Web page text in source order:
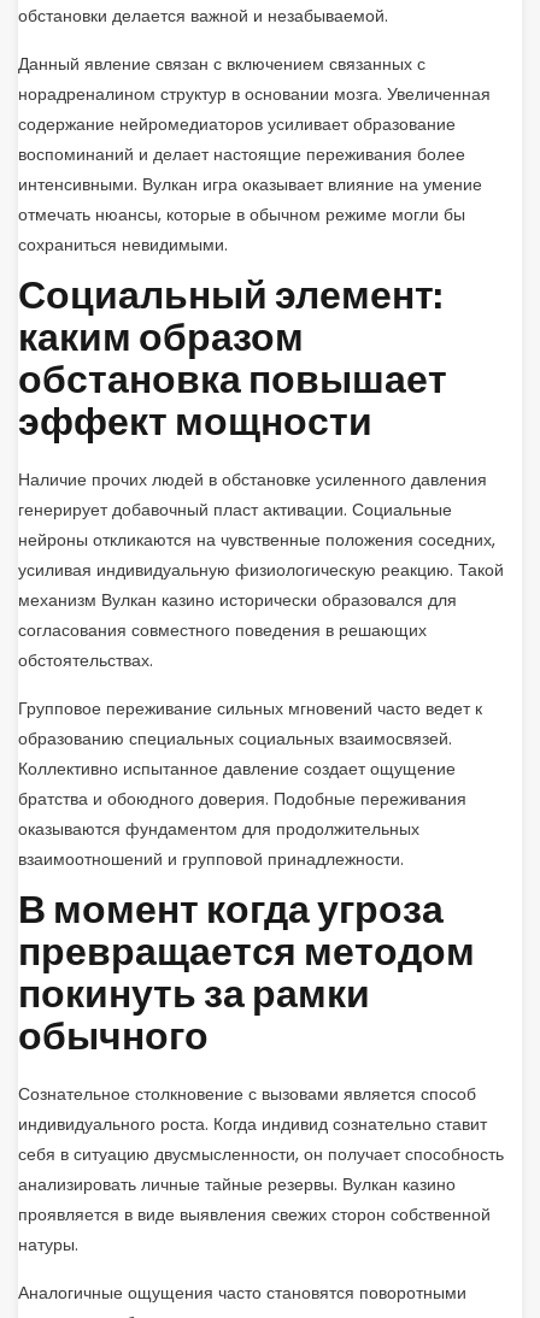
обстановки делается важной и незабываемой.
Данный явление связан с включением связанных с
норадреналином структур в основании мозга. Увеличенная
содержание нейромедиаторов усиливает образование
воспоминаний и делает настоящие переживания более
интенсивными. Вулкан игра оказывает влияние на умение
отмечать нюансы, которые в обычном режиме могли бы
сохраниться невидимыми.
Социальный элемент:
каким образом
обстановка повышает
эффект мощности
Наличие прочих людей в обстановке усиленного давления
генерирует добавочный пласт активации. Социальные
нейроны откликаются на чувственные положения соседних,
усиливая индивидуальную физиологическую реакцию. Такой
механизм Вулкан казино исторически образовался для
согласования совместного поведения в решающих
обстоятельствах.
Групповое переживание сильных мгновений часто ведет к
образованию специальных социальных взаимосвязей.
Коллективно испытанное давление создает ощущение
братства и обоюдного доверия. Подобные переживания
оказываются фундаментом для продолжительных
взаимоотношений и групповой принадлежности.
В момент когда угроза
превращается методом
покинуть за рамки
обычного
Сознательное столкновение с вызовами является способ
индивидуального роста. Когда индивид сознательно ставит
себя в ситуацию двусмысленности, он получает способность
анализировать личные тайные резервы. Вулкан казино
проявляется в виде выявления свежих сторон собственной
натуры.
Аналогичные ощущения часто становятся поворотными